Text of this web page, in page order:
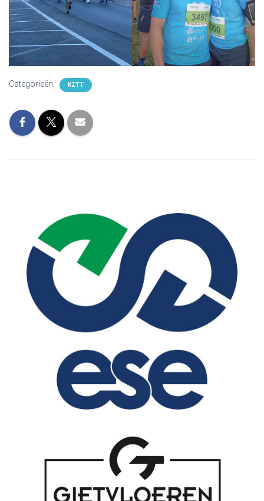
Categorieën: KZTT